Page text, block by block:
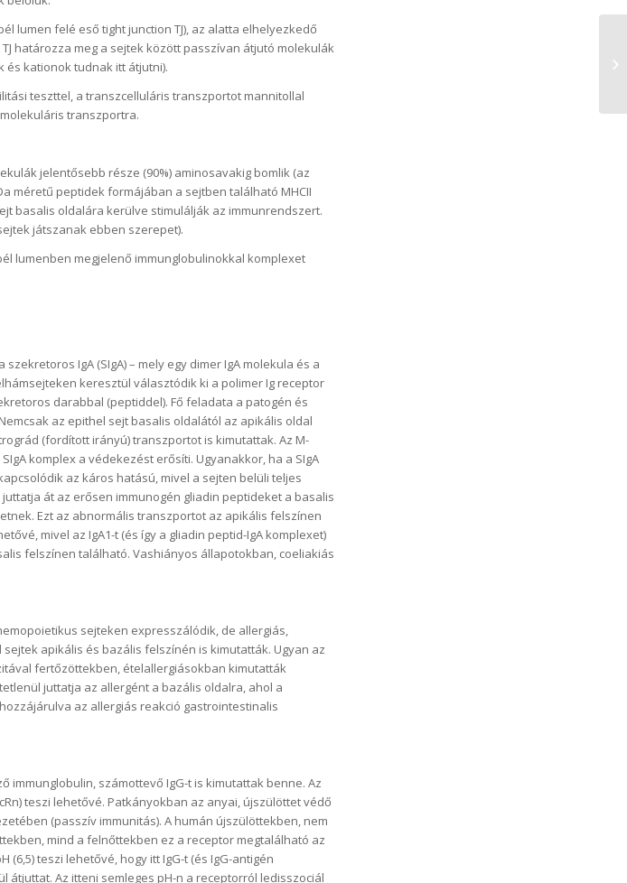
lumen felé eső tight junction TJ), az alatta elhelyezkedő
határozza meg a sejtek között passzívan átjutó molekulák
és kationok tudnak itt átjutni).
teszttel, a transzcelluláris transzportot mannitollal
transzportra.
jelentősebb része (90%) aminosavakig bomlik (az
méretű peptidek formájában a sejtben található MHCII
basalis oldalára kerülve stimulálják az immunrendszert.
játszanak ebben szerepet).
lumenben megjelenő immunglobulinokkal komplexet
IgA (SIgA) – mely egy dimer IgA molekula és a
keresztül választódik ki a polimer Ig receptor
darabbal (peptiddel). Fő feladata a patogén és
az epithel sejt basalis oldalától az apikális oldal
(fordított irányú) transzportot is kimutattak. Az M-
komplex a védekezést erősíti. Ugyanakkor, ha a SIgA
az káros hatású, mivel a sejten belüli teljes
át az erősen immunogén gliadin peptideket a basalis
Ezt az abnormális transzportot az apikális felszínen
mivel az IgA1-t (és így a gliadin peptid-IgA komplexet)
felszínen található. Vashiányos állapotokban, coeliakiás
sejteken expresszálódik, de allergiás,
apikális és bazális felszínén is kimutatták. Ugyan az
fertőzöttekben, ételallergiásokban kimutatták
juttatja az allergént a bazális oldalra, ahol a
az allergiás reakció gastrointestinalis
immunglobulin, számottevő IgG-t is kimutattak benne. Az
teszi lehetővé. Patkányokban az anyai, újszülöttet védő
(passzív immunitás). A humán újszülöttekben, nem
mind a felnőttekben ez a receptor megtalálható az
teszi lehetővé, hogy itt IgG-t (és IgG-antigén
Az itteni semleges pH-n a receptorról ledisszociál